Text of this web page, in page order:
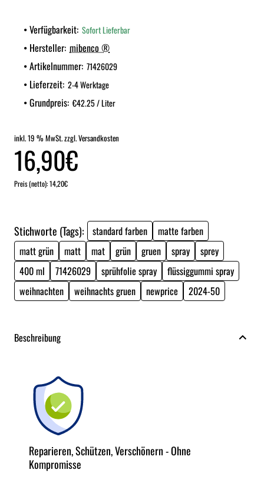
Verfügbarkeit: Sofort Lieferbar
Hersteller: mibenco ®
Artikelnummer: 71426029
Lieferzeit: 2-4 Werktage
Grundpreis: €42.25 / Liter
inkl. 19 % MwSt. zzgl. Versandkosten
16,90€
Preis (netto): 14,20€
Stichworte (Tags): standard farben
matte farben
matt grün
matt mat grün gruen spray
sprey
400 ml
71426029 sprühfolie spray
flüssiggummi spray
weihnachten
weihnachts gruen newprice 2024-50
Beschreibung
Reparieren, Schützen, Verschönern - Ohne
Kompromisse